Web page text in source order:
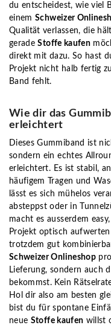
du entscheidest, wie viel
einemSchweizer
Qualität verlassen, die
geradeStoffe kaufen
direkt mit dazu. So hast
Projekt nicht halb fertig
Band fehlt.
Wie dir das
erleichtert
Dieses Gummiband ist
sondern ein echtes
erleichtert. Es ist stabil,
häufigem Tragen und
lässt es sich mühelos
absteppst oder in
macht es ausserdem
Projekt optisch
trotzdem gut
Schweizer Onlineshop
Lieferung, sondern auch
bekommst. Kein
Hol dir also am besten
bist du für spontane
neue Stoffe kaufen willst